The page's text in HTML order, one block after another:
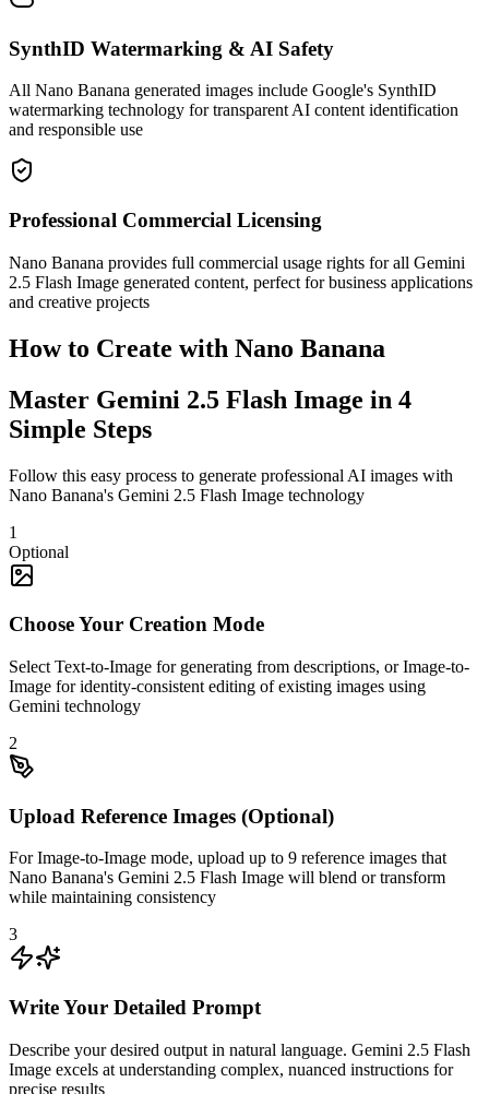
SynthID Watermarking & AI Safety
All Nano Banana generated images include Google's SynthID
watermarking technology for transparent AI content identification
and responsible use
Professional Commercial Licensing
Nano Banana provides full commercial usage rights for all Gemini
2.5 Flash Image generated content, perfect for business applications
and creative projects
How to Create with Nano Banana
Master Gemini 2.5 Flash Image in 4
Simple Steps
Follow this easy process to generate professional AI images with
Nano Banana's Gemini 2.5 Flash Image technology
1
Optional
Choose Your Creation Mode
Select Text-to-Image for generating from descriptions, or Image-to-
Image for identity-consistent editing of existing images using
Gemini technology
2
Upload Reference Images (Optional)
For Image-to-Image mode, upload up to 9 reference images that
Nano Banana's Gemini 2.5 Flash Image will blend or transform
while maintaining consistency
3
Write Your Detailed Prompt
Describe your desired output in natural language. Gemini 2.5 Flash
Image excels at understanding complex, nuanced instructions for
precise results